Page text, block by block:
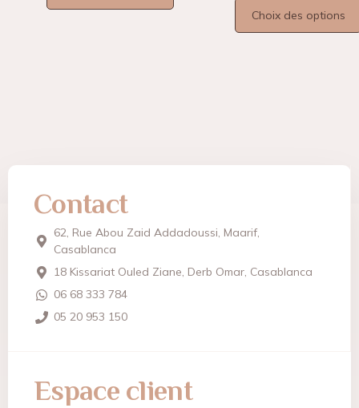
Choix des options
Contact
62, Rue Abou Zaid Addadoussi, Maarif,
Casablanca
18 Kissariat Ouled Ziane, Derb Omar, Casablanca
06 68 333 784
05 20 953 150
Espace client